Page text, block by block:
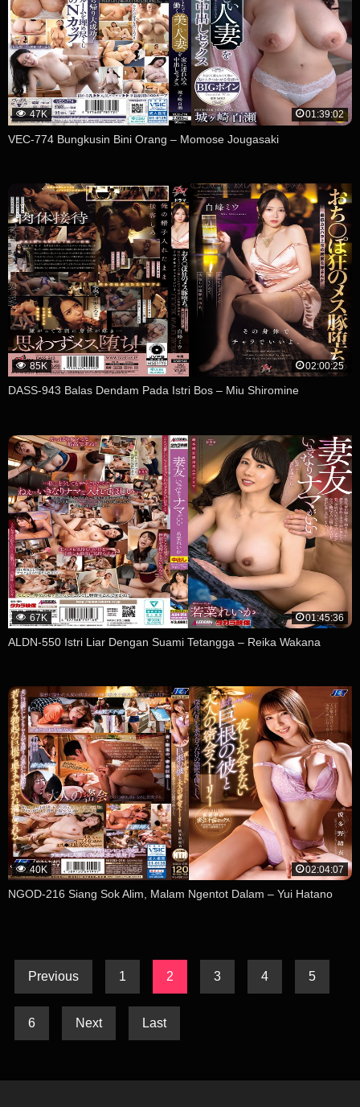
47K 01:39:02
VEC-774 Bungkusin Bini Orang – Momose Jougasaki
85K 02:00:25
DASS-943 Balas Dendam Pada Istri Bos – Miu Shiromine
67K 01:45:36
ALDN-550 Istri Liar Dengan Suami Tetangga – Reika Wakana
40K 02:04:07
NGOD-216 Siang Sok Alim, Malam Ngentot Dalam – Yui Hatano
Previous 1 2 3 4 5
6 Next Last